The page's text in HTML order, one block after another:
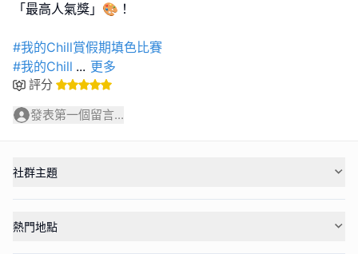
「最高人氣獎」🎨！
#我的Chill賞假期填色比賽
#我的Chill ... 更多
評分
發表第一個留言...
社群主題
熱門地點